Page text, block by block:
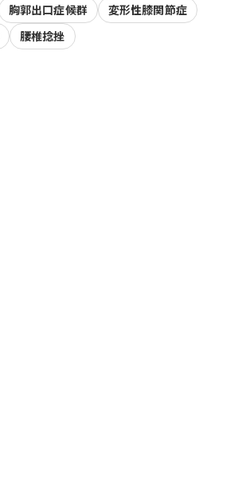
胸郭出口症候群
変形性膝関節症
腰椎捻挫